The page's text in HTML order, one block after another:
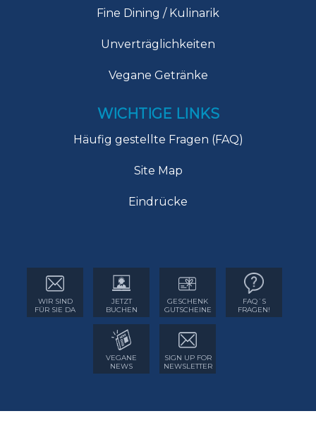
Fine Dining / Kulinarik
Unverträglichkeiten
Vegane Getränke
WICHTIGE LINKS
Häufig gestellte Fragen (FAQ)
Site Map
Eindrücke
WIR SIND
FÜR SIE DA
JETZT
BUCHEN
GESCHENK
GUTSCHEINE
FAQ´S
FRAGEN!
VEGANE
NEWS
SIGN UP FOR
NEWSLETTER